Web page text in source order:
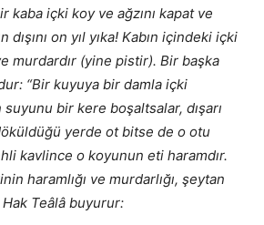
kaba içki koy ve ağzını kapat ve
dışını on yıl yıka! Kabın içindeki içki
murdardır (yine pistir). Bir başka
“Bir kuyuya bir damla içki
bir kere boşaltsalar, dışarı
yerde ot bitse de o otu
kavlince o koyunun eti haramdır.
haramlığı ve murdarlığı, şeytan
Teâlâ buyurur: